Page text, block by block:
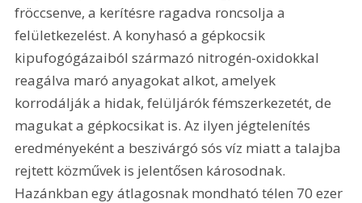
fröccsenve, a kerítésre ragadva roncsolja a
felületkezelést. A konyhasó a gépkocsik
kipufogógázaiból származó nitrogén-oxidokkal
reagálva maró anyagokat alkot, amelyek
korrodálják a hidak, felüljárók fémszerkezetét, de
magukat a gépkocsikat is. Az ilyen jégtelenítés
eredményeként a beszivárgó sós víz miatt a talajba
rejtett közművek is jelentősen károsodnak.
Hazánkban egy átlagosnak mondható télen 70 ezer